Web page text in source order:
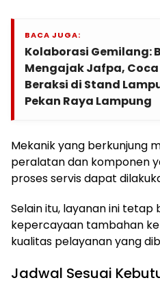
BACA JUGA:
Kolaborasi Gemilang:
Mengajak Jafpa,
Beraksi di Stand
Pekan Raya Lampung
Mekanik yang berkunjung
peralatan dan komponen
proses servis dapat
Selain itu, layanan ini
kepercayaan tambahan
kualitas pelayanan yang
Jadwal Sesuai